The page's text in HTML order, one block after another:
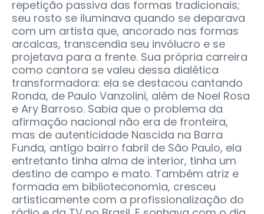
repetição passiva das formas tradicionais;
seu rosto se iluminava quando se deparava
com um artista que, ancorado nas formas
arcaicas, transcendia seu invólucro e se
projetava para a frente. Sua própria carreira
como cantora se valeu dessa dialética
transformadora: ela se destacou cantando
Ronda, de Paulo Vanzolini, além de Noel Rosa
e Ary Barroso. Sabia que o problema da
afirmação nacional não era de fronteira,
mas de autenticidade Nascida na Barra
Funda, antigo bairro fabril de São Paulo, ela
entretanto tinha alma de interior, tinha um
destino de campo e mato. Também atriz e
formada em biblioteconomia, cresceu
artisticamente com a profissionalização do